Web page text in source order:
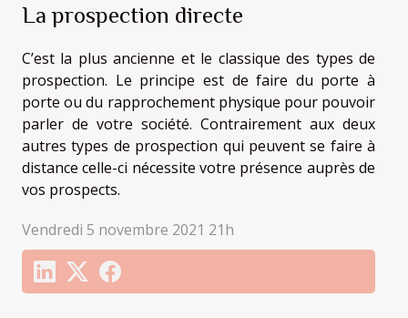
La prospection directe
C’est la plus ancienne et le classique des types de
prospection. Le principe est de faire du porte à
porte ou du rapprochement physique pour pouvoir
parler de votre société. Contrairement aux deux
autres types de prospection qui peuvent se faire à
distance celle-ci nécessite votre présence auprès de
vos prospects.
Vendredi 5 novembre 2021 21h